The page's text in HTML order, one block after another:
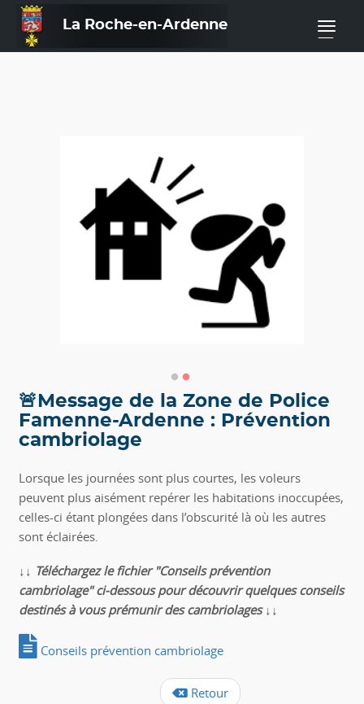
La Roche-en-Ardenne —
🚨Message de la Zone de Police
Famenne-Ardenne : Prévention
cambriolage
Lorsque les journées sont plus courtes, les voleurs
peuvent plus aisément repérer les habitations inoccupées,
celles-ci étant plongées dans l’obscurité là où les autres
sont éclairées.
↓↓ Téléchargez le fichier "Conseils prévention
cambriolage" ci-dessous pour découvrir quelques conseils
destinés à vous prémunir des cambriolages ↓↓
Conseils prévention cambriolage
Retour